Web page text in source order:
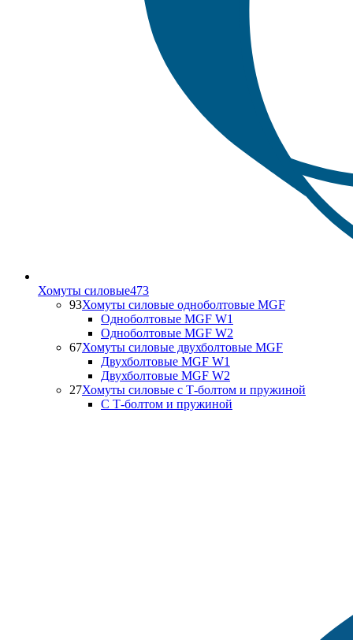
Хомуты силовые473
93Хомуты силовые одноболтовые MGF
Одноболтовые MGF W1
Одноболтовые MGF W2
67Хомуты силовые двухболтовые MGF
Двухболтовые MGF W1
Двухболтовые MGF W2
27Хомуты силовые с Т-болтом и пружиной
С Т-болтом и пружиной